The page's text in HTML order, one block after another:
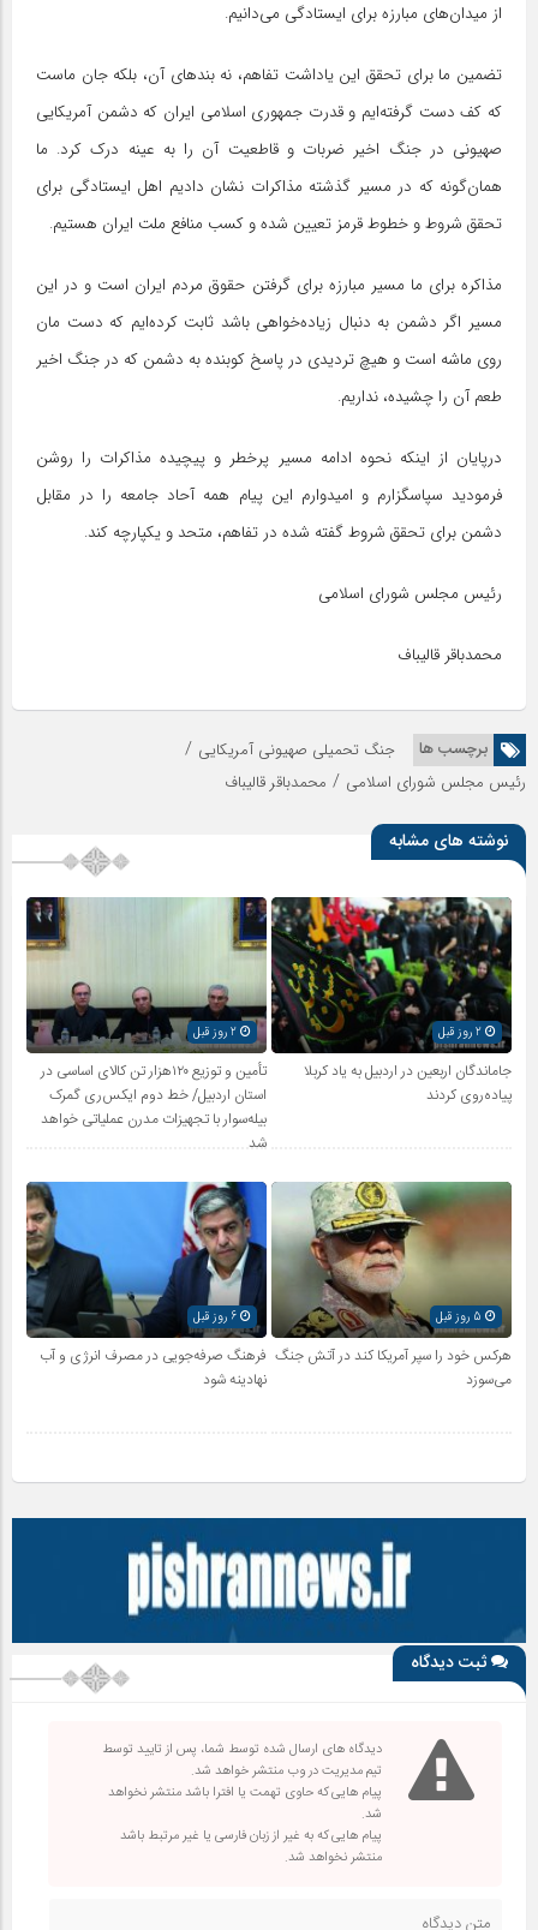
از میدان‌های مبارزه برای ایستادگی می‌دانیم.
تضمین ما برای تحقق این یاداشت تفاهم، نه بندهای آن، بلکه جان ماست
که کف دست گرفته‌ایم و قدرت جمهوری اسلامی ایران که دشمن آمریکایی
صهیونی در جنگ اخیر ضربات و قاطعیت آن را به عینه درک کرد. ما
همان‌گونه که در مسیر گذشته مذاکرات نشان دادیم اهل ایستادگی برای
تحقق شروط و خطوط قرمز تعیین شده و کسب منافع ملت ایران هستیم.
مذاکره برای ما مسیر مبارزه برای گرفتن حقوق مردم ایران است و در این
مسیر اگر دشمن به دنبال زیاده‌خواهی باشد ثابت کرده‌ایم که دست مان
روی ماشه است و هیچ تردیدی در پاسخ کوبنده به دشمن که در جنگ اخیر
طعم آن را چشیده، نداریم.
درپایان از اینکه نحوه ادامه مسیر پرخطر و پیچیده مذاکرات را روشن
فرمودید سپاسگزارم و امیدوارم این پیام همه آحاد جامعه را در مقابل
دشمن برای تحقق شروط گفته شده در تفاهم، متحد و یکپارچه کند.
رئیس مجلس شورای اسلامی
محمدباقر قالیباف
برچسب ها جنگ تحمیلی صهیونی آمریکایی /
رئیس مجلس شورای اسلامی / محمدباقر قالیباف
نوشته های مشابه
2 روز قبل
جاماندگان اربعین در اردبیل به یاد کربلا
پیاده‌روی کردند
تأمین و توزیع ۱۲۰هزار تن کالای اساسی در
استان اردبیل/ خط دوم ایکس‌ری گمرک
بیله‌سوار با تجهیزات مدرن عملیاتی خواهد
شد
هرکس خود را سپر آمریکا کند در آتش جنگ
می‌سوزد
فرهنگ صرفه‌جویی در مصرف انرژی و آب
نهادینه شود
ثبت دیدگاه
دیدگاه های ارسال شده توسط شما، پس از تایید توسط
تیم مدیریت در وب منتشر خواهد شد.
پیام هایی که حاوی تهمت یا افترا باشد منتشر نخواهد
شد.
پیام هایی که به غیر از زبان فارسی یا غیر مرتبط باشد
منتشر نخواهد شد.